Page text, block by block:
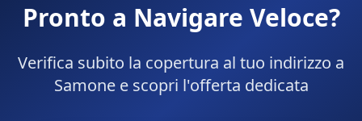
Pronto a Navigare Veloce?
Verifica subito la copertura al tuo indirizzo a
Samonee scopri l'offerta dedicata